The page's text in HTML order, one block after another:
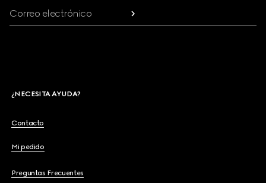
Correo electrónico
¿NECESITA AYUDA?
Contacto
Mi pedido
Preguntas Frecuentes